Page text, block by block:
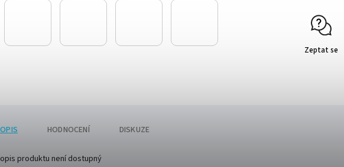
Zeptat se
HODNOCENÍ DISKUZE
produktu není dostupný